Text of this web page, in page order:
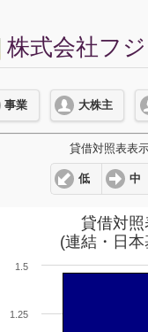
株式会社フ
事業 大株主
貸借対照表表
低 中
貸借対照
(連結・日本
1.25
1.5